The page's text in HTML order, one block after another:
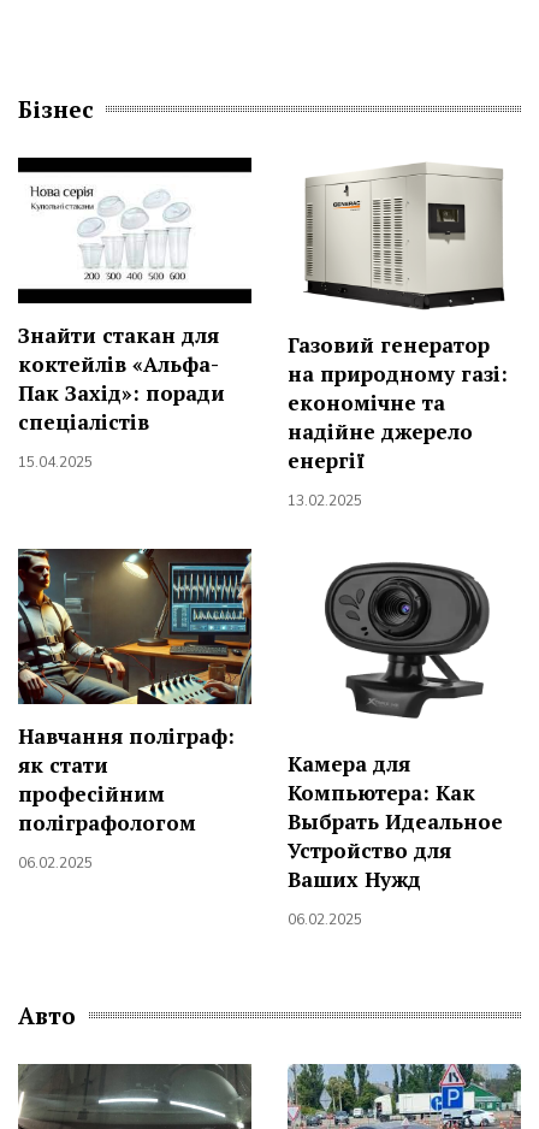
Бізнес
Знайти стакан для
коктейлів «Альфа-
Пак Захід»: поради
спеціалістів
15.04.2025
Газовий генератор
на природному газі:
економічне та
надійне джерело
енергії
13.02.2025
Навчання поліграф:
як стати
професійним
поліграфологом
06.02.2025
Камера для
Компьютера: Как
Выбрать Идеальное
Устройство для
Ваших Нужд
06.02.2025
Авто